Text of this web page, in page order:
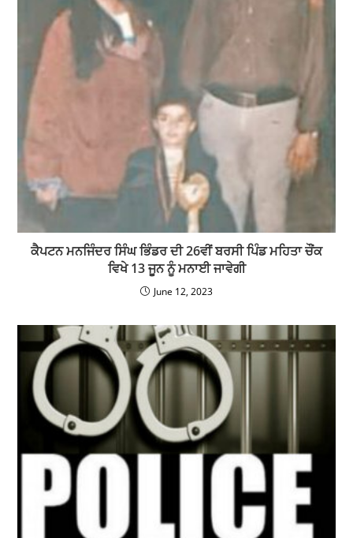
ਕੈਪਟਨ ਮਨਜਿੰਦਰ ਸਿੰਘ ਭਿੰਡਰ ਦੀ 26ਵੀਂ ਬਰਸੀ ਪਿੰਡ ਮਹਿਤਾ ਚੌਂਕ
ਵਿਖੇ 13 ਜੂਨ ਨੂੰ ਮਨਾਈ ਜਾਵੇਗੀ
June 12, 2023
गाड़ियों के टायर खरीदने के नाम पर 2.10 लाख रुपये की ठगी के
आरोप में 6 अज्ञात लोगों पर मामला दर्ज